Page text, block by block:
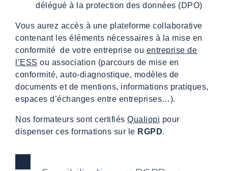
délégué à la protection des données (DPO)
Vous aurez accès à une plateforme collaborative
contenant les éléments nécessaires à la mise en
conformité de votre entreprise ou entreprise de
l’ESS ou association (parcours de mise en
conformité, auto-diagnostique, modèles de
documents et de mentions, informations pratiques,
espaces d’échanges entre entreprises…).
Nos formateurs sont certifiés Qualiopi pour
dispenser ces formations sur le RGPD.